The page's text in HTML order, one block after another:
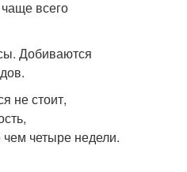
всего
Добиваются
не стоит,
четыре недели.